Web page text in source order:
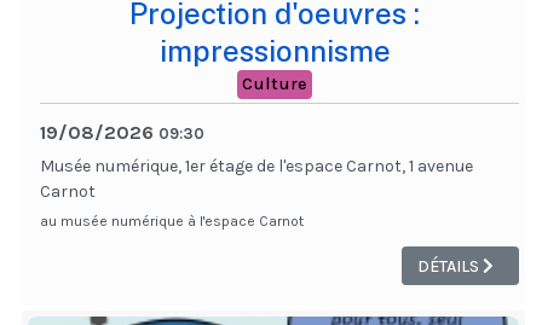
Projection d'oeuvres :
impressionnisme
Culture
19/08/2026 09:30
Musée numérique, 1er étage de l'espace Carnot, 1 avenue
Carnot
au musée numérique à l'espace Carnot
DÉTAILS